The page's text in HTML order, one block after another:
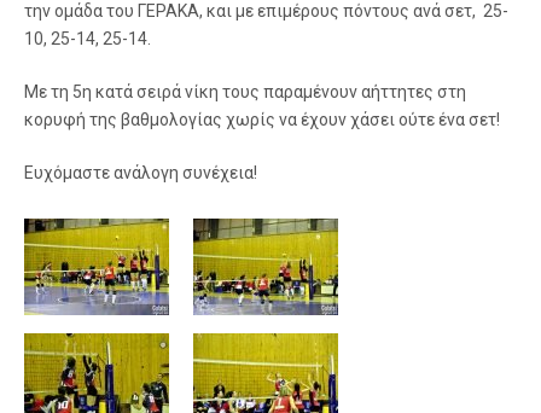
την ομάδα του ΓΕΡΑΚΑ, και με επιμέρους πόντους ανά σετ, 25-
10, 25-14, 25-14.
Με τη 5η κατά σειρά νίκη τους παραμένουν αήττητες στη
κορυφή της βαθμολογίας χωρίς να έχουν χάσει ούτε ένα σετ!
Ευχόμαστε ανάλογη συνέχεια!